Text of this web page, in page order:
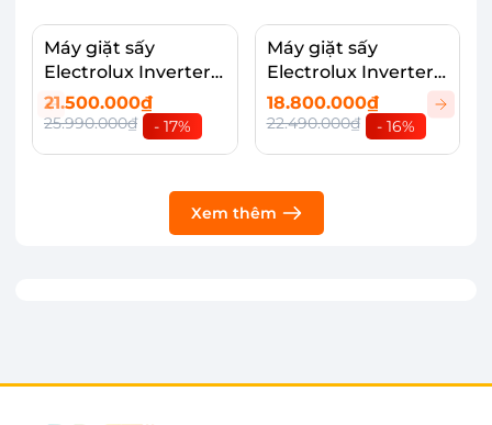
Máy giặt sấy
Electrolux Inverter
EWW1343R7WC
21.500.000₫
25.990.000₫ - 17%
Máy giặt sấy
Electrolux Inverter
EWW1143R7SC
18.800.000₫
22.490.000₫ - 16%
Xem thêm